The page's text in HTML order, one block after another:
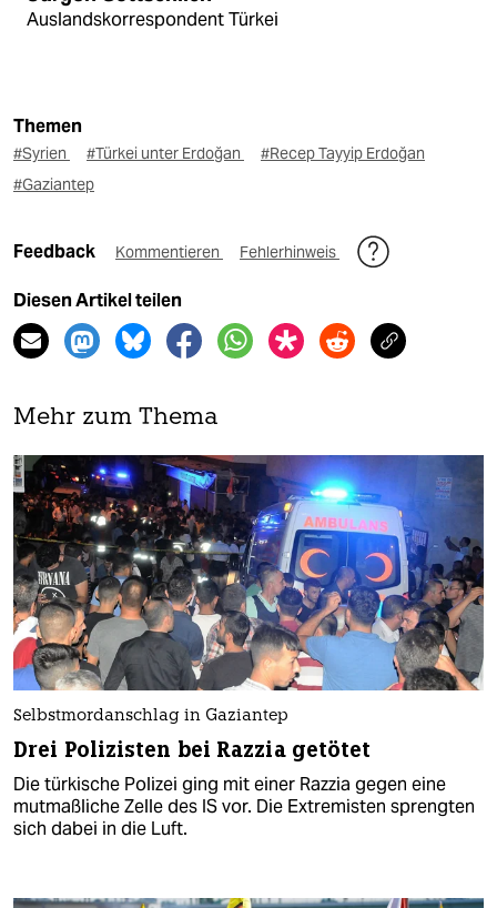
Auslandskorrespondent Türkei
Themen
#Syrien #Türkei unter Erdoğan
#Recep Tayyip Erdoğan
#Gaziantep
Feedback Kommentieren Fehlerhinweis
Diesen Artikel teilen
Mehr zum Thema
Selbstmordanschlag in Gaziantep
Drei Polizisten bei Razzia getötet
Die türkische Polizei ging mit einer Razzia gegen eine
mutmaßliche Zelle des IS vor. Die Extremisten sprengten
sich dabei in die Luft.